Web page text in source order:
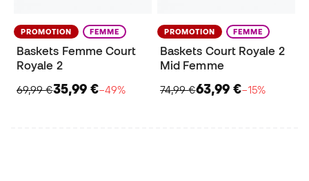
PROMOTION FEMME
Baskets Femme Court
Royale 2
69,99 €35,99 €−49%
PROMOTION FEMME
Baskets Court Royale 2
Mid Femme
74,99 €63,99 €−15%